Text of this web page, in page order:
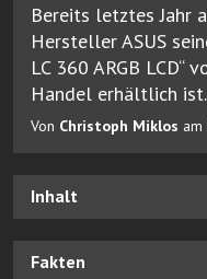
Bereits letztes Jahr
Hersteller ASUS
LC 360 ARGB LCD“
Handel erhältlich ist.
Von Christoph Miklos
Inhalt
Fakten